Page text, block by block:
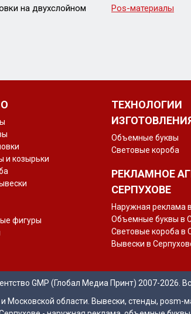
на двухслойном
Pos-материалы
и козырьки
фигуры
ТЕХНОЛОГИИ
Объемные буквы
Световые короба
РЕКЛАМНОЕ
СЕРПУХОВЕ
Наружная реклама
Объемные буквы в
Световые короба в
Вывески в
GMP (Глобал Медиа Принт) 2007-2026.
Московской области. Вывески, стенды,